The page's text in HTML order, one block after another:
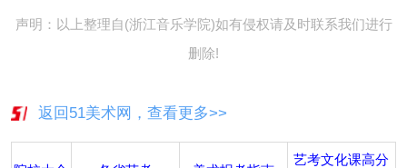
声明：以上整理自(浙江音乐学院)如有侵权请及时联系我们进行
删除!
返回51美术网，查看更多>>
艺考文化课高分